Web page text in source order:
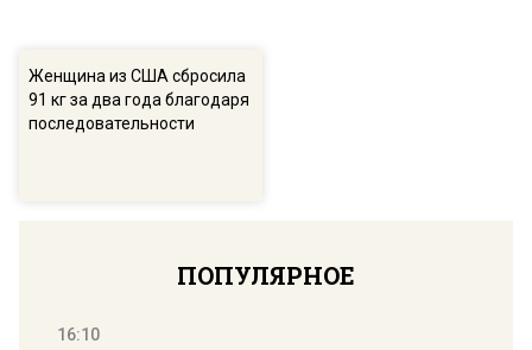
Женщина из США сбросила
91 кг за два года благодаря
последовательности
ПОПУЛЯРНОЕ
16:10